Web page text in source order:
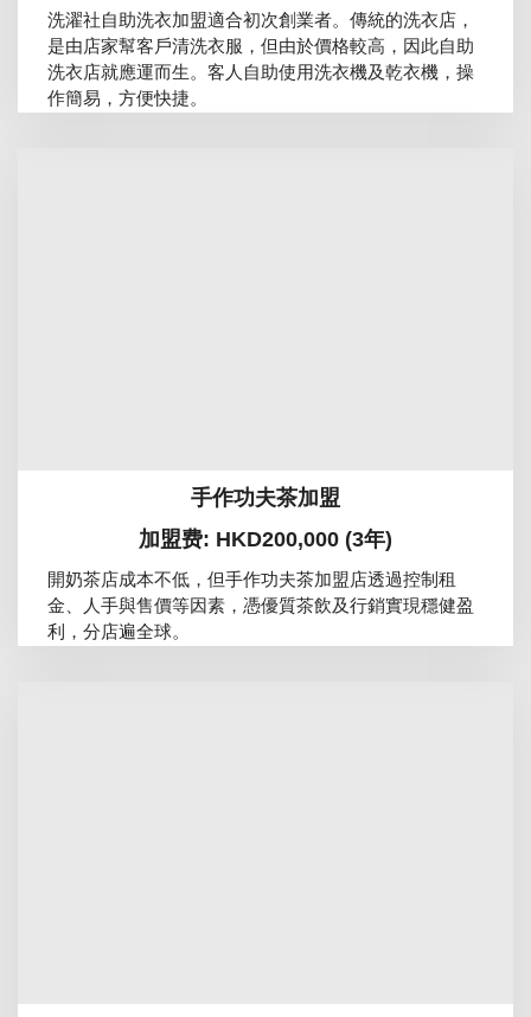
洗濯社自助洗衣加盟適合初次創業者。傳統的洗衣店，
是由店家幫客戶清洗衣服，但由於價格較高，因此自助
洗衣店就應運而生。客人自助使用洗衣機及乾衣機，操
作簡易，方便快捷。
手作功夫茶加盟
加盟费: HKD200,000 (3年)
開奶茶店成本不低，但手作功夫茶加盟店透過控制租
金、人手與售價等因素，憑優質茶飲及行銷實現穩健盈
利，分店遍全球。